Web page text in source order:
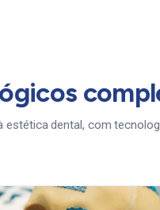
estética dental, com